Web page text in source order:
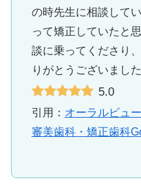
の時先生に相談して
って矯正していたと
談に乗ってくださり
りがとうございました
5.0
引用： オーラルビュ
審美歯科・矯正歯科